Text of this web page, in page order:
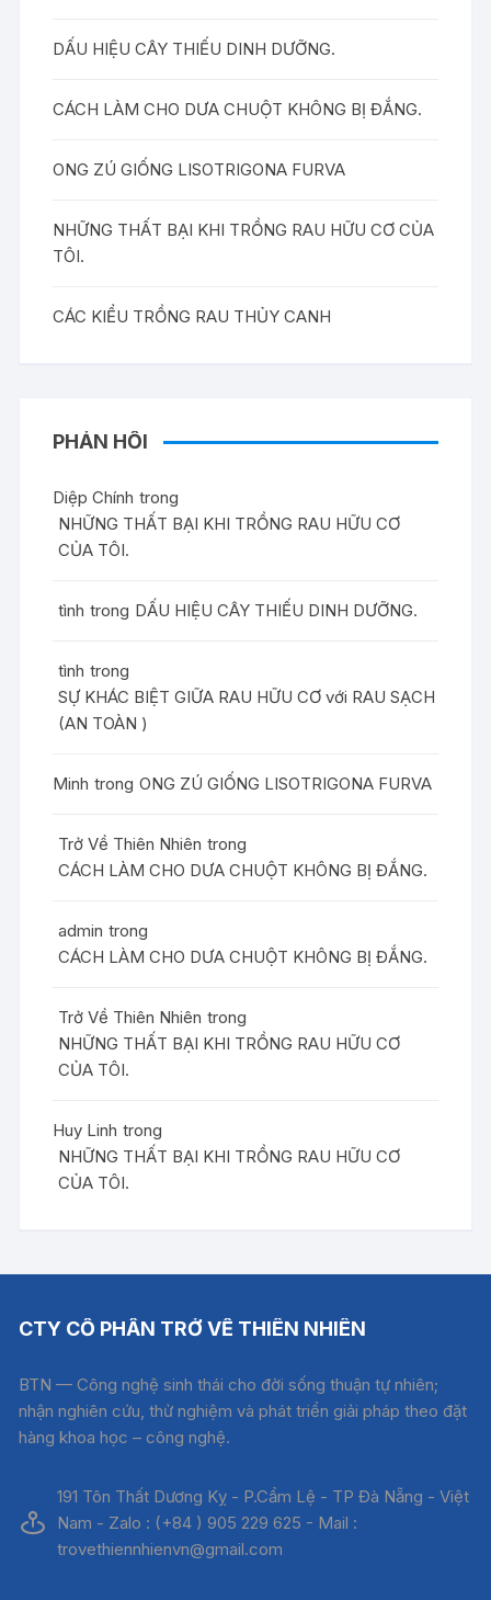
DẤU HIỆU CÂY THIẾU DINH DƯỠNG.
CÁCH LÀM CHO DƯA CHUỘT KHÔNG BỊ ĐẮNG.
ONG ZÚ GIỐNG LISOTRIGONA FURVA
NHỮNG THẤT BẠI KHI TRỒNG RAU HỮU CƠ CỦA
TÔI.
CÁC KIỂU TRỒNG RAU THỦY CANH
PHẢN HỒI
Diệp Chính trong
NHỮNG THẤT BẠI KHI TRỒNG RAU HỮU CƠ
CỦA TÔI.
tình trong DẤU HIỆU CÂY THIẾU DINH DƯỠNG.
tình trong
SỰ KHÁC BIỆT GIỮA RAU HỮU CƠ với RAU SẠCH
(AN TOÀN )
Minh trong ONG ZÚ GIỐNG LISOTRIGONA FURVA
Trở Về Thiên Nhiên trong
CÁCH LÀM CHO DƯA CHUỘT KHÔNG BỊ ĐẮNG.
admin trong
CÁCH LÀM CHO DƯA CHUỘT KHÔNG BỊ ĐẮNG.
Trở Về Thiên Nhiên trong
NHỮNG THẤT BẠI KHI TRỒNG RAU HỮU CƠ
CỦA TÔI.
Huy Linh trong
NHỮNG THẤT BẠI KHI TRỒNG RAU HỮU CƠ
CỦA TÔI.
CTY CỔ PHẦN TRỞ VỀ THIÊN NHIÊN
BTN — Công nghệ sinh thái cho đời sống thuận tự nhiên;
nhận nghiên cứu, thử nghiệm và phát triển giải pháp theo đặt
hàng khoa học – công nghệ.
191 Tôn Thất Dương Kỵ - P.Cẩm Lệ - TP Đà Nẵng - Việt
Nam - Zalo : (+84 ) 905 229 625 - Mail :
trovethiennhienvn@gmail.com